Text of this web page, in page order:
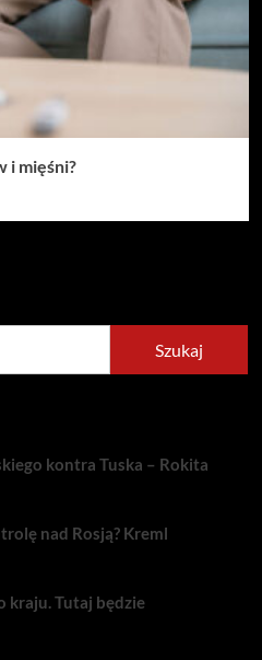
i mięśni?
Szukaj
kontra Tuska – Rokita
nad Rosją? Kreml
kraju. Tutaj będzie